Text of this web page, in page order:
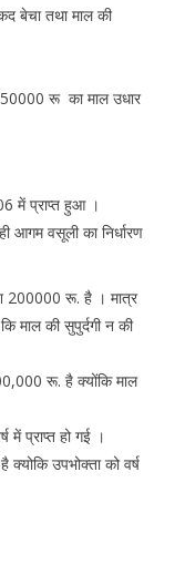
बेचा तथा माल की
50000 रू का माल उधार
में प्राप्त हुआ ।
आगम वसूली का निर्धारण
200000 रू. है । मात्र
माल की सुपुर्दगी न की
रू. है क्योंकि माल
में प्राप्त हो गई ।
उपभोक्ता को वर्ष